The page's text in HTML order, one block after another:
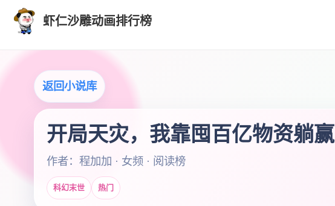
虾仁沙雕动画排行榜
返回小说库
开局天灾，我靠囤百亿物资躺赢
作者：程加加 · 女频 · 阅读榜
科幻末世 热门